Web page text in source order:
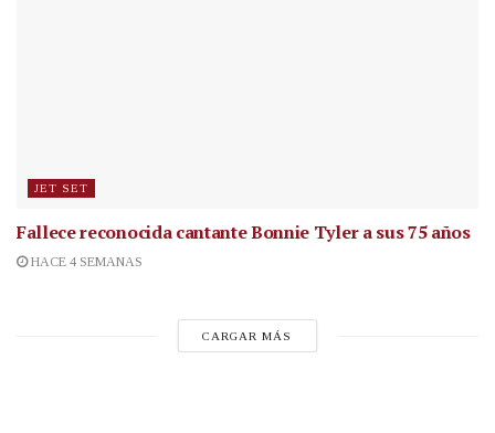
JET SET
Fallece reconocida cantanteBonnie Tyler a sus 75 años
HACE 4 SEMANAS
CARGAR MÁS